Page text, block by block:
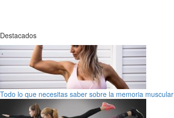
Destacados
Todo lo que necesitas saber sobre la memoria muscular